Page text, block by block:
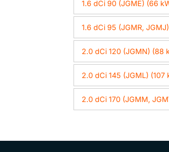
1.6 dCi 90 (JGME) (66
1.6 dCi 95 (JGMR,
2.0 dCi 120 (JGMN) (88
2.0 dCi 145 (JGML) (107
2.0 dCi 170 (JGMM,